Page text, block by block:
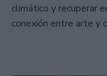
climático y recuperar
conexión entre arte y